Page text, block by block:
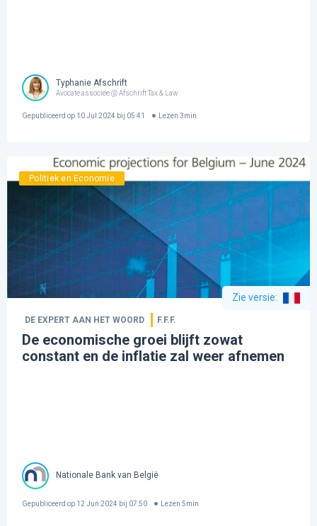
Typhanie Afschrift
Avocate associée @ Afschrift Tax & Law
Gepubliceerd op 10 Jul 2024 bij 05:41 Lezen 3min
Politiek en Economie
Zie versie:
DE EXPERT AAN HET WOORD F.F.F.
De economische groei blijft zowat
constant en de inflatie zal weer afnemen
Nationale Bank van België
Gepubliceerd op 12 Jun 2024 bij 07:50 Lezen 5min